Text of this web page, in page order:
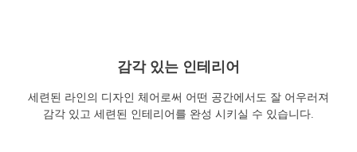
감각 있는 인테리어
세련된 라인의 디자인 체어로써 어떤 공간에서도 잘 어우러져
감각 있고 세련된 인테리어를 완성 시키실 수 있습니다.